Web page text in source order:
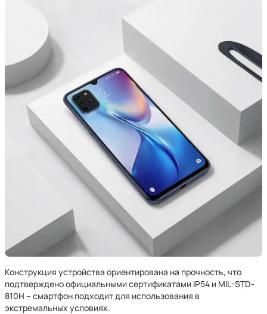
Конструкция устройства ориентирована на прочность, что
подтверждено официальными сертификатами IP54 и MIL-STD-
810H – смартфон подходит для использования в
экстремальных условиях.